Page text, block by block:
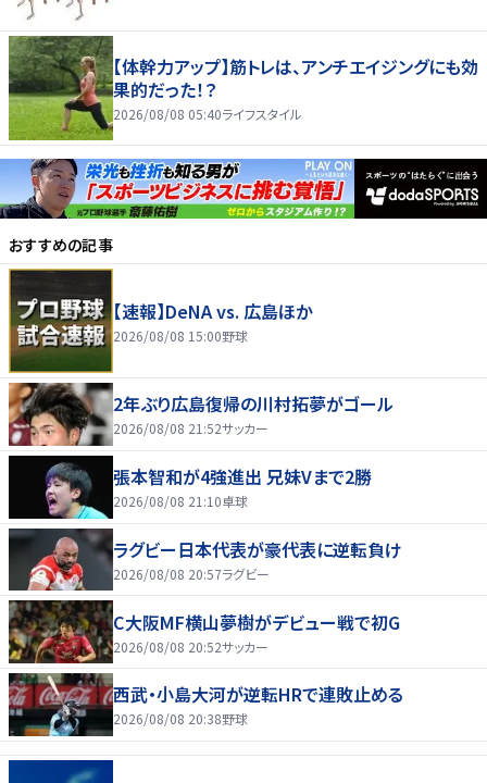
【体幹力アップ】筋トレは、アンチエイジングにも効
果的だった！？
2026/08/08 05:40ライフスタイル
おすすめの記事
【速報】DeNA vs. 広島ほか
2026/08/08 15:00野球
2年ぶり広島復帰の川村拓夢がゴール
2026/08/08 21:52サッカー
張本智和が4強進出 兄妹Vまで2勝
2026/08/08 21:10卓球
ラグビー日本代表が豪代表に逆転負け
2026/08/08 20:57ラグビー
C大阪MF横山夢樹がデビュー戦で初G
2026/08/08 20:52サッカー
西武・小島大河が逆転HRで連敗止める
2026/08/08 20:38野球